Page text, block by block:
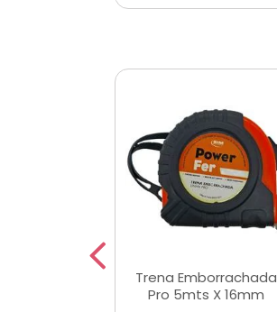
Trena Emborrachada
Pro 5mts X 16mm